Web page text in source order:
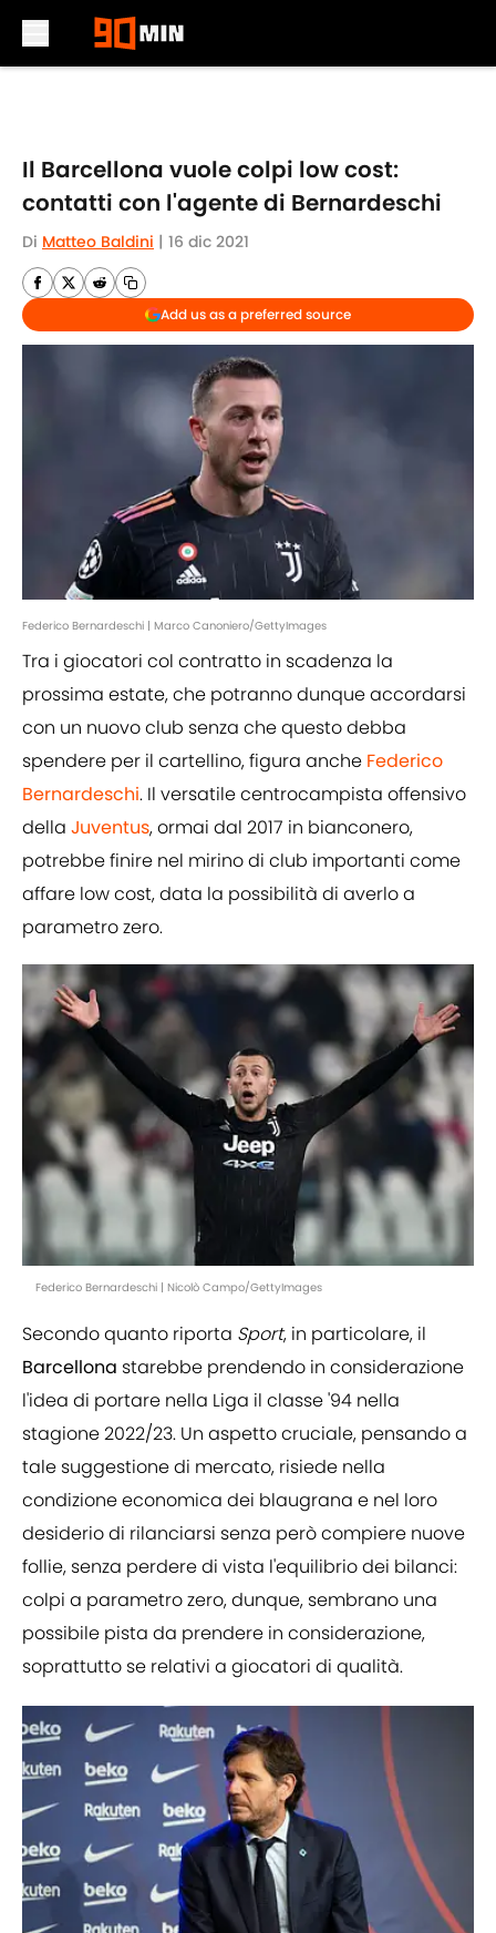
Il Barcellona vuole colpi low cost:
contatti con l'agente di Bernardeschi
Di Matteo Baldini | 16 dic 2021
Add us as a preferred source
Federico Bernardeschi | Marco Canoniero/GettyImages
Tra i giocatori col contratto in scadenza la
prossima estate, che potranno dunque accordarsi
con un nuovo club senza che questo debba
spendere per il cartellino, figura anche Federico
Bernardeschi. Il versatile centrocampista offensivo
della Juventus, ormai dal 2017 in bianconero,
potrebbe finire nel mirino di club importanti come
affare low cost, data la possibilità di averlo a
parametro zero.
Federico Bernardeschi | Nicolò Campo/GettyImages
Secondo quanto riporta Sport, in particolare, il
Barcellona starebbe prendendo in considerazione
l'idea di portare nella Liga il classe '94 nella
stagione 2022/23. Un aspetto cruciale, pensando a
tale suggestione di mercato, risiede nella
condizione economica dei blaugrana e nel loro
desiderio di rilanciarsi senza però compiere nuove
follie, senza perdere di vista l'equilibrio dei bilanci:
colpi a parametro zero, dunque, sembrano una
possibile pista da prendere in considerazione,
soprattutto se relativi a giocatori di qualità.